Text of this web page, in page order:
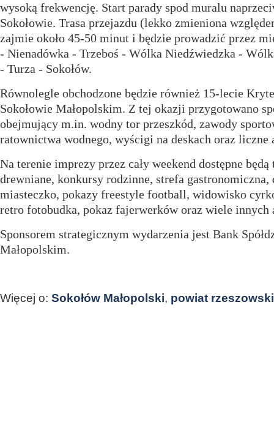
wysoką frekwencję. Start parady spod muralu
Sokołowie. Trasa przejazdu (lekko zmieniona
zajmie około 45-50 minut i będzie prowadzić przez
- Nienadówka - Trzeboś - Wólka Niedźwiedzka -
- Turza - Sokołów.
Równolegle obchodzone będzie również 15-lecie
Sokołowie Małopolskim. Z tej okazji przygotowano
obejmujący m.in. wodny tor przeszkód, zawody
ratownictwa wodnego, wyścigi na deskach oraz
Na terenie imprezy przez cały weekend dostępne
drewniane, konkursy rodzinne, strefa gastronomiczna,
miasteczko, pokazy freestyle football, widowisko
retro fotobudka, pokaz fajerwerków oraz wiele innych
Sponsorem strategicznym wydarzenia jest Bank
Małopolskim.
Więcej o: Sokołów Małopolski, powiat rzeszowski